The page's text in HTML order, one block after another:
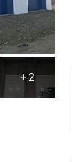
+ 2